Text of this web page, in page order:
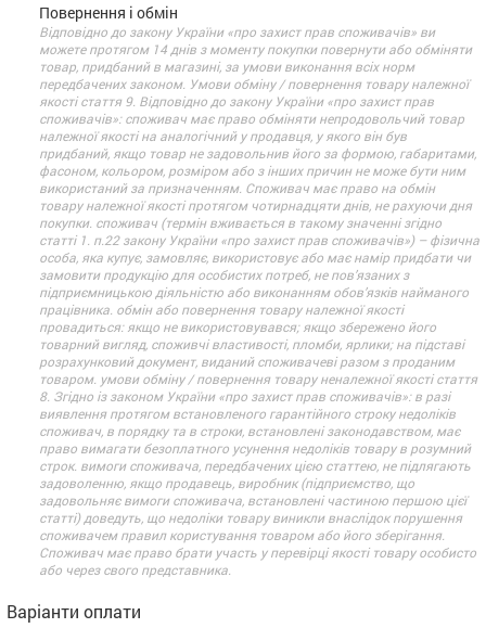
Повернення і обмін
Відповідно до закону України «про захист прав споживачів» ви
можете протягом 14 днів з моменту покупки повернути або обміняти
товар, придбаний в магазині, за умови виконання всіх норм
передбачених законом. Умови обміну / повернення товару належної
якості стаття 9. Відповідно до закону України «про захист прав
споживачів»: споживач має право обміняти непродовольчий товар
належної якості на аналогічний у продавця, у якого він був
придбаний, якщо товар не задовольнив його за формою, габаритами,
фасоном, кольором, розміром або з інших причин не може бути ним
використаний за призначенням. Споживач має право на обмін
товару належної якості протягом чотирнадцяти днів, не рахуючи дня
покупки. споживач (термін вживається в такому значенні згідно
статті 1. п.22 закону України «про захист прав споживачів») – фізична
особа, яка купує, замовляє, використовує або має намір придбати чи
замовити продукцію для особистих потреб, не пов’язаних з
підприємницькою діяльністю або виконанням обов’язків найманого
працівника. обмін або повернення товару належної якості
провадиться: якщо не використовувався; якщо збережено його
товарний вигляд, споживчі властивості, пломби, ярлики; на підставі
розрахунковий документ, виданий споживачеві разом з проданим
товаром. умови обміну / повернення товару неналежної якості стаття
8. Згідно із законом України «про захист прав споживачів»: в разі
виявлення протягом встановленого гарантійного строку недоліків
споживач, в порядку та в строки, встановлені законодавством, має
право вимагати безоплатного усунення недоліків товару в розумний
строк. вимоги споживача, передбачених цією статтею, не підлягають
задоволенню, якщо продавець, виробник (підприємство, що
задовольняє вимоги споживача, встановлені частиною першою цієї
статті) доведуть, що недоліки товару виникли внаслідок порушення
споживачем правил користування товаром або його зберігання.
Споживач має право брати участь у перевірці якості товару особисто
або через свого представника.
Варіанти оплати